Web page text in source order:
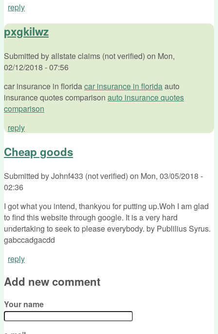
reply
pxgkilwz
Submitted byallstate claims (not verified) on Mon,
02/12/2018 - 07:56
car insurance in floridacar insurance in floridaauto
insurance quotes comparison auto insurance quotes
comparison
reply
Cheap goods
Submitted byJohnf433 (not verified) on Mon, 03/05/2018 -
02:36
I got what you intend, thankyou for putting up.Woh I am glad
to find this website through google. It is a very hard
undertaking to seek to please everybody. by Publilius Syrus.
gabccadgacdd
reply
Add new comment
Your name